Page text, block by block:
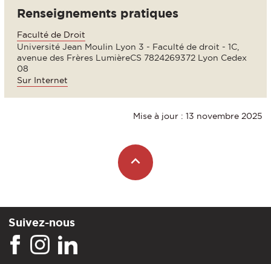
Renseignements pratiques
Faculté de Droit
Université Jean Moulin Lyon 3 - Faculté de droit - 1C,
avenue des Frères LumièreCS 7824269372 Lyon Cedex
08
Sur Internet
Mise à jour : 13 novembre 2025
Suivez-nous